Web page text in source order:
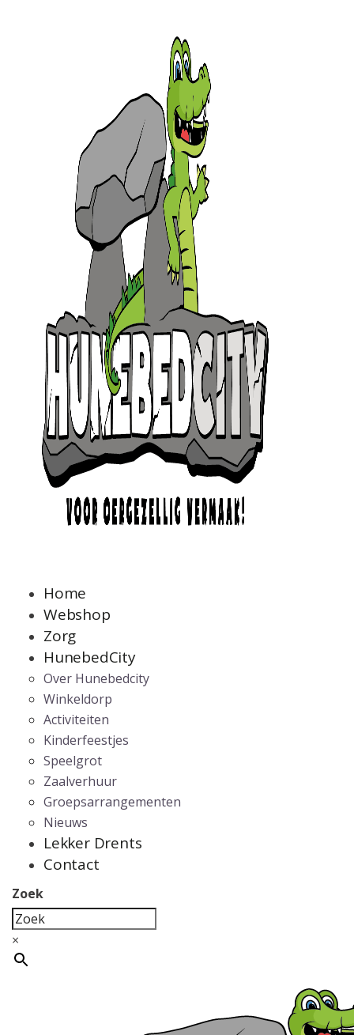
Home
Webshop
Zorg
HunebedCity
Over Hunebedcity
Winkeldorp
Activiteiten
Kinderfeestjes
Speelgrot
Zaalverhuur
Groepsarrangementen
Nieuws
Lekker Drents
Contact
Zoek
×